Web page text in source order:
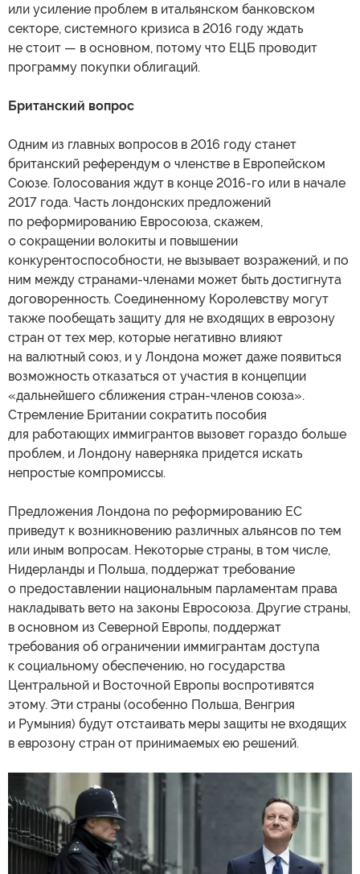
или усиление проблем в итальянском банковском
секторе, системного кризиса в 2016 году ждать
не стоит — в основном, потому что ЕЦБ проводит
программу покупки облигаций.
Британский вопрос
Одним из главных вопросов в 2016 году станет
британский референдум о членстве в Европейском
Союзе. Голосования ждут в конце 2016-го или в начале
2017 года. Часть лондонских предложений
по реформированию Евросоюза, скажем,
о сокращении волокиты и повышении
конкурентоспособности, не вызывает возражений, и по
ним между странами-членами может быть достигнута
договоренность. Соединенному Королевству могут
также пообещать защиту для не входящих в еврозону
стран от тех мер, которые негативно влияют
на валютный союз, и у Лондона может даже появиться
возможность отказаться от участия в концепции
«дальнейшего сближения стран-членов союза».
Стремление Британии сократить пособия
для работающих иммигрантов вызовет гораздо больше
проблем, и Лондону наверняка придется искать
непростые компромиссы.
Предложения Лондона по реформированию ЕС
приведут к возникновению различных альянсов по тем
или иным вопросам. Некоторые страны, в том числе,
Нидерланды и Польша, поддержат требование
о предоставлении национальным парламентам права
накладывать вето на законы Евросоюза. Другие страны,
в основном из Северной Европы, поддержат
требования об ограничении иммигрантам доступа
к социальному обеспечению, но государства
Центральной и Восточной Европы воспротивятся
этому. Эти страны (особенно Польша, Венгрия
и Румыния) будут отстаивать меры защиты не входящих
в еврозону стран от принимаемых ею решений.